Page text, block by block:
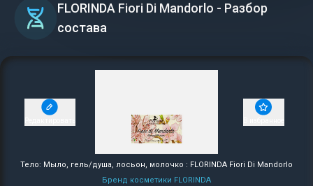
FLORINDA Fiori Di Mandorlo - Разбор
состава
Тело: Мыло, гель/душа, лосьон, молочко : FLORINDA Fiori Di Mandorlo
Бренд косметики FLORINDA